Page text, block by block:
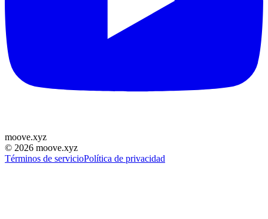
moove.xyz
© 2026 moove.xyz
Términos de servicioPolítica de privacidad